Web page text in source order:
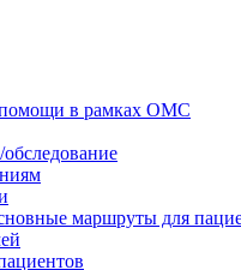
помощи в рамках ОМС
маршруты для